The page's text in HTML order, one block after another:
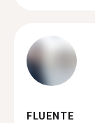
FLUENTE